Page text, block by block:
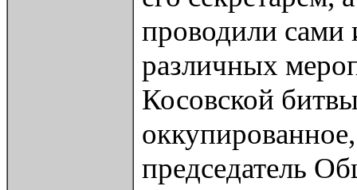
проводили сами
различных
Косовской
председатель